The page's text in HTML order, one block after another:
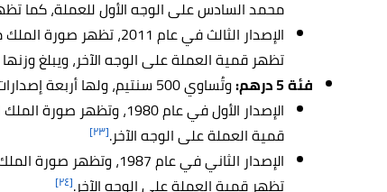
محمد السادس على الوجه الأول للعملة، كما
الإصدار الثالث في عام
تظهر قمية العملة على الوجه الآخر، ويبلغ وزنها 9
فئة 5 درهم:
وتُساوي 500 سنتيم، ولها أربعة إصدارات:
الإصدار الأول في عام
قمية العملة على الوجه الآخر.[٢٣]
الإصدار الثاني في عام
تظهر قمية العملة على الوجه الآخر.[٢٤]